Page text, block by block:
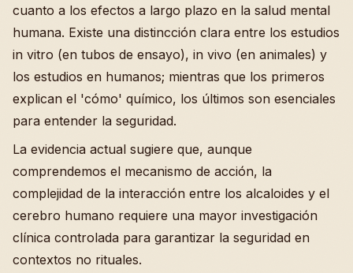
cuanto a los efectos a largo plazo en la salud mental
humana. Existe una distincción clara entre los estudios
in vitro (en tubos de ensayo), in vivo (en animales) y
los estudios en humanos; mientras que los primeros
explican el 'cómo' químico, los últimos son esenciales
para entender la seguridad.
La evidencia actual sugiere que, aunque
comprendemos el mecanismo de acción, la
complejidad de la interacción entre los alcaloides y el
cerebro humano requiere una mayor investigación
clínica controlada para garantizar la seguridad en
contextos no rituales.